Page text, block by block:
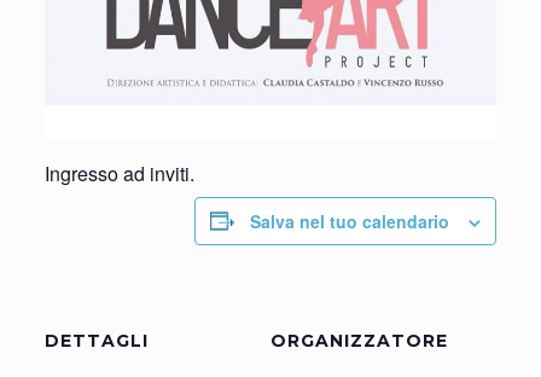
Ingresso ad inviti.
Salva nel tuo calendario
DETTAGLI ORGANIZZATORE